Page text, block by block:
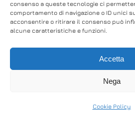
consenso a queste tecnologie ci
comportamento di navigazione o ID unici
acconsentire o ritirare il consenso può
alcune caratteristiche e funzioni.
Accetta
Nega
Cookie Policy
© Copyright 2017 Gieffe s.r.l. –
UNLOCK A NEW